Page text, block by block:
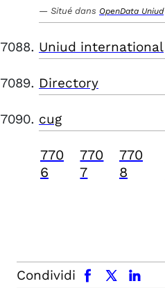
Situé dans OpenData Uniud
Uniud international
Directory
cug
770
6
770
7
770
8
Condividi
facebook x.com linkedin